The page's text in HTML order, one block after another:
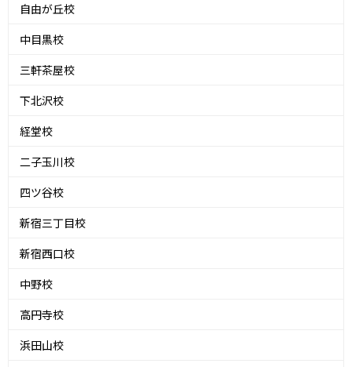
自由が丘校
中目黒校
三軒茶屋校
下北沢校
経堂校
二子玉川校
四ツ谷校
新宿三丁目校
新宿西口校
中野校
高円寺校
浜田山校